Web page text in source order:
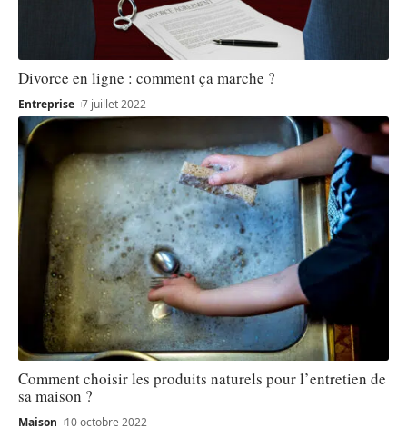
Divorce en ligne : comment ça marche ?
Entreprise 7 juillet 2022
Comment choisir les produits naturels pour l’entretien de
sa maison ?
Maison 10 octobre 2022